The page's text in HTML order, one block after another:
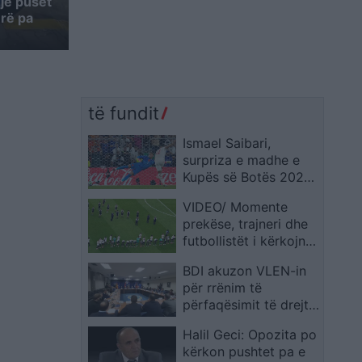
pa
të fundit
Ismael Saibari,
surpriza e madhe e
Kupës së Botës 2026
yllit të Marokut
VIDEO/ Momente
prekëse, trajneri dhe
futbollistët i kërkojnë
Japonisë për
eliminimin nga
Botërori
BDI akuzon VLEN-in
për rrënim të
përfaqësimit të drejtë
Halil Geci: Opozita po
kërkon pushtet pa e